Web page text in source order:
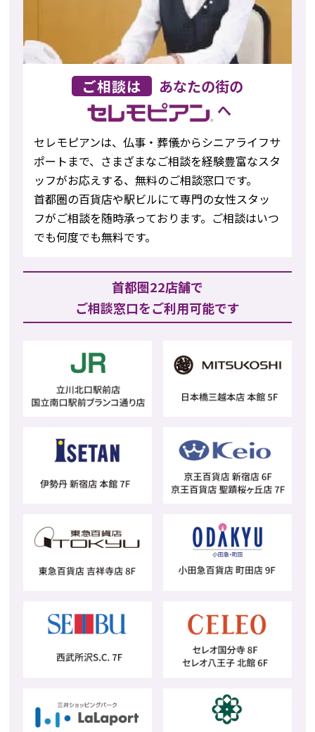
ご相談は
あなたの街の
へ
セレモピアンは、仏事・葬儀からシニアライフサ
ポートまで、さまざまなご相談を経験豊富なスタ
ッフがお応えする、無料のご相談窓口です。
首都圏の百貨店や駅ビルにて専門の女性スタッ
フがご相談を随時承っております。ご相談はいつ
でも何度でも無料です。
首都圏22店舗で
ご相談窓口をご利用可能です